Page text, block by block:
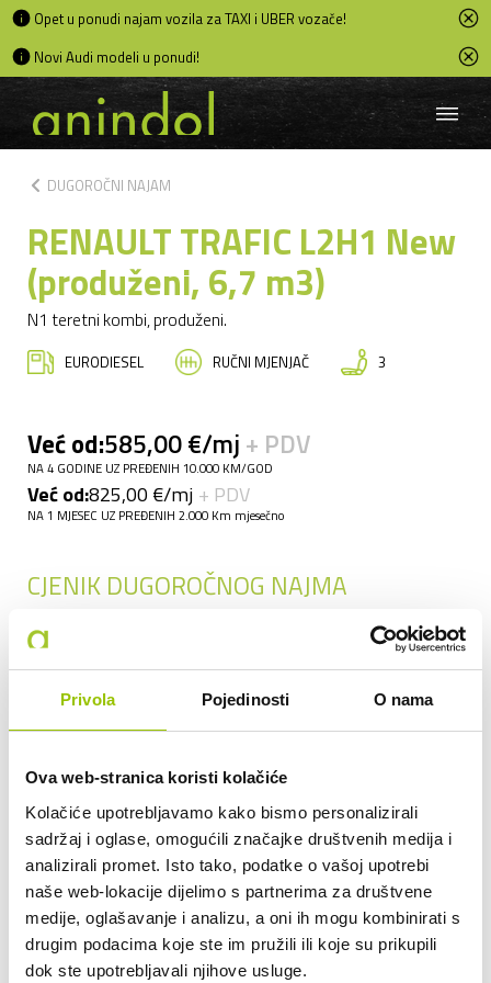
Privola Pojedinosti O nama
Ova web-stranica koristi kolačiće
Kolačiće upotrebljavamo kako bismo personalizirali
sadržaj i oglase, omogućili značajke društvenih medija i
analizirali promet. Isto tako, podatke o vašoj upotrebi
naše web-lokacije dijelimo s partnerima za društvene
medije, oglašavanje i analizu, a oni ih mogu kombinirati s
drugim podacima koje ste im pružili ili koje su prikupili
dok ste upotrebljavali njihove usluge.
Opet u ponudi najam vozila za TAXI i UBER vozače!
Novi Audi modeli u ponudi!
chevron_left DUGOROČNI NAJAM
RENAULT TRAFIC L2H1 New
(produženi, 6,7 m3)
N1 teretni kombi, produženi.
EURODIESEL RUČNI MJENJAČ 3
Već od:585,00 €/mj + PDV
NA 4 GODINE UZ PREĐENIH 10.000 KM/GOD
Već od:825,00 €/mj + PDV
NA 1 MJESEC UZ PREĐENIH 2.000 Km mjesečno
CJENIK DUGOROČNOG NAJMA
do 2.000
do 4.000
900,00 €+ PDV
do 5.000
937,50 €+ PDV
preko 5.000
0,19 €+ PDVpo svakom Km preko 5.000 Km
Uključeni su troškovi: najam, osiguranje putnika, kasko osiguranje
vozila sa učešćem 500,00 €, održavanje: svi servisi i eventualni
popravci, ljetne gume i zamjena, registracija vozila, tehnički pregled
vozila, periodični pregled vozila, protupožarni aparat s atestima,